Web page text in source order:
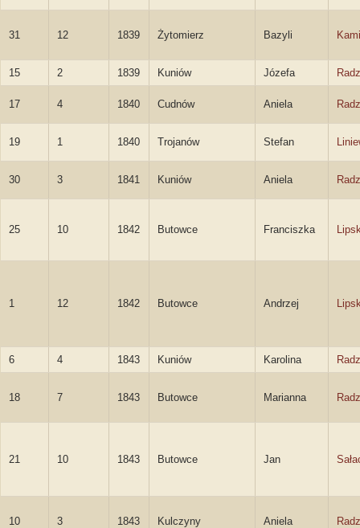
31 12 1839 Żytomierz Bazyli
15 2 1839 Kuniów Józefa
17 4 1840 Cudnów Aniela
19 1 1840 Trojanów Stefan
30 3 1841 Kuniów Aniela
25 10 1842 Butowce Franciszka
1 12 1842 Butowce Andrzej
6 4 1843 Kuniów Karolina
18 7 1843 Butowce Marianna
21 10 1843 Butowce Jan
10 3 1843 Kulczyny Aniela